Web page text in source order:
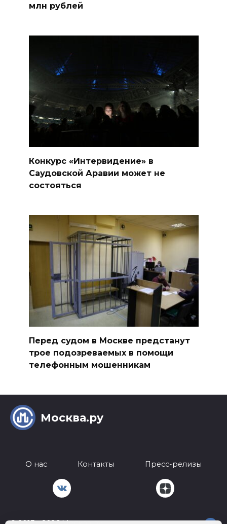
млн рублей
Конкурс «Интервидение» в
Саудовской Аравии может не
состояться
Перед судом в Москве предстанут
трое подозреваемых в помощи
телефонным мошенникам
Москва.ру
О нас Контакты Пресс-релизы